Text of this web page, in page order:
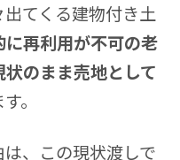
てくる建物付き土
に再利用が不可の老
のまま売地として
。
、この現状渡しで